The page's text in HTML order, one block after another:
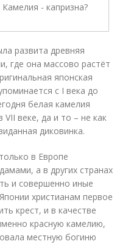
развита древняя
где она массово растёт
японская
с I века до
белая камелия
веке, да и то – не как
диковинка.
в Европе
а в других странах
и совершенно иные
христианам первое
крест, и в качестве
красную камелию,
местную богиню